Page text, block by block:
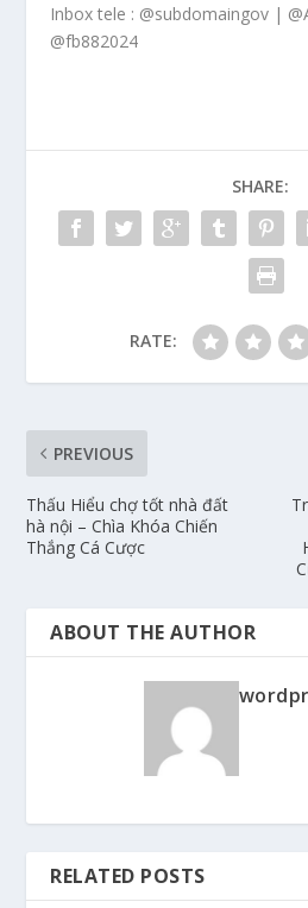
Inbox tele : @subdomaingov |
@fb882024
SHARE:
RATE:
PREVIOUS
Thấu Hiểu chợ tốt nhà đất
hà nội – Chìa Khóa Chiến
Thắng Cá Cược
ABOUT THE AUTHOR
RELATED POSTS